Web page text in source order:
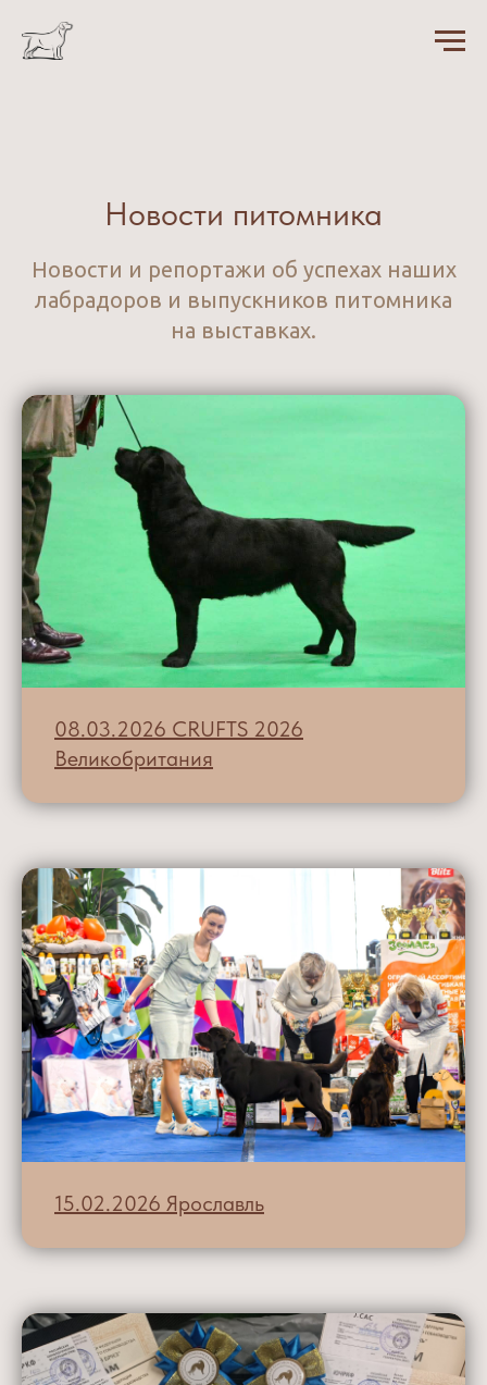
Новости питомника
Новости и репортажи об успехах наших
лабрадоров и выпускников питомника
на выставках.
08.03.2026 CRUFTS 2026
Великобритания
15.02.2026 Ярославль